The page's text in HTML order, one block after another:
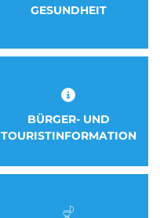
GESUNDHEIT
BÜRGER- UND
TOURISTINFORMATION